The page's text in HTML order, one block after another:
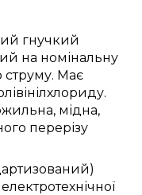
гнучкий
на номінальну
струму. Має
мідна,
перерізу